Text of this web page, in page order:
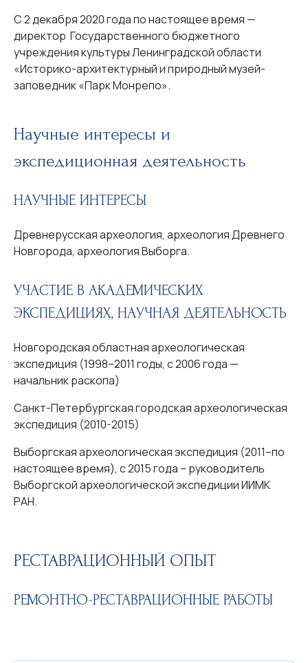
С 2 декабря 2020 года по настоящее время —
директор Государственного бюджетного
учреждения культуры Ленинградской области
«Историко-архитектурный и природный музей-
заповедник «Парк Монрепо».
Научные интересы и
экспедиционная деятельность
НАУЧНЫЕ ИНТЕРЕСЫ
Древнерусская археология, археология Древнего
Новгорода, археология Выборга.
УЧАСТИЕ В АКАДЕМИЧЕСКИХ
ЭКСПЕДИЦИЯХ, НАУЧНАЯ ДЕЯТЕЛЬНОСТЬ
Новгородская областная археологическая
экспедиция (1998–2011 годы, с 2006 года —
начальник раскопа)
Санкт-Петербургская городская археологическая
экспедиция (2010-2015)
Выборгская археологическая экспедиция (2011–по
настоящее время), с 2015 года – руководитель
Выборгской археологической экспедиции ИИМК
РАН.
РЕСТАВРАЦИОННЫЙ ОПЫТ
РЕМОНТНО-РЕСТАВРАЦИОННЫЕ РАБОТЫ